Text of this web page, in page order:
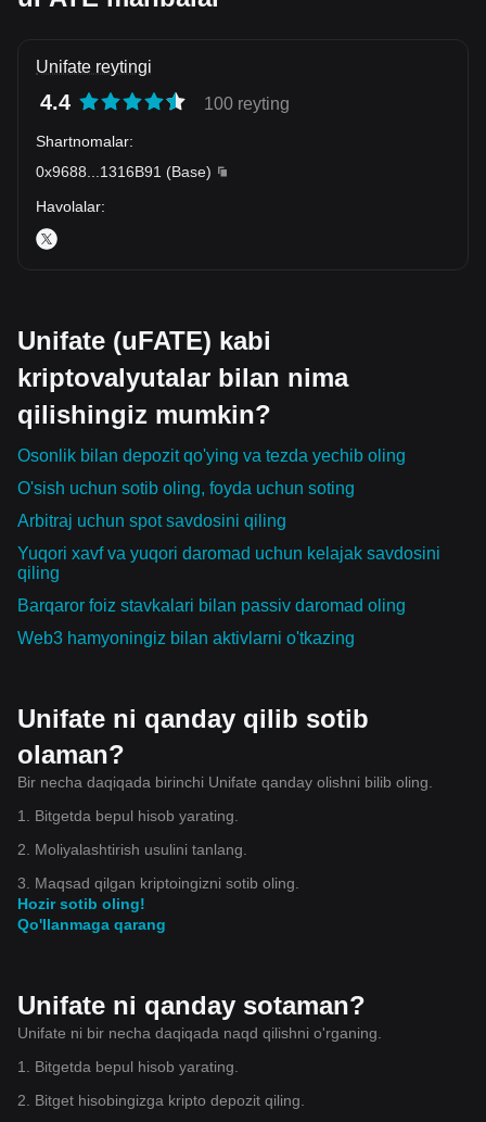
Unifate reytingi
4.4 100 reyting
Shartnomalar:
0x9688
1316B91 (Base)
Havolalar:
Unifate (uFATE) kabi
kriptovalyutalar bilan nima
qilishingiz mumkin?
Osonlik bilan depozit qo'ying va tezda yechib oling
O'sish uchun sotib oling, foyda uchun soting
Arbitraj uchun spot savdosini qiling
Yuqori xavf va yuqori daromad uchun kelajak savdosini
qiling
Barqaror foiz stavkalari bilan passiv daromad oling
Web3 hamyoningiz bilan aktivlarni o'tkazing
Unifate ni qanday qilib sotib
olaman?
Bir necha daqiqada birinchi Unifate qanday olishni bilib oling.
1. Bitgetda bepul hisob yarating.
2. Moliyalashtirish usulini tanlang.
3. Maqsad qilgan kriptoingizni sotib oling.
Hozir sotib oling!
Qo'llanmaga qarang
Unifate ni qanday sotaman?
Unifate ni bir necha daqiqada naqd qilishni o'rganing.
1. Bitgetda bepul hisob yarating.
2. Bitget hisobingizga kripto depozit qiling.